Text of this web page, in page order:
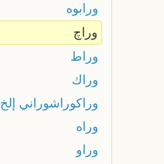
ورابوه
وراچ
وراط
وراك
وراكوراشوراني إلخ
وراه
وراو